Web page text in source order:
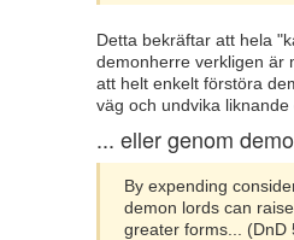
Detta bekräftar att hela
demonherre verkligen är
att helt enkelt förstöra
väg och undvika liknande
... eller genom
By expending
demon lords can
greater forms... (DnD